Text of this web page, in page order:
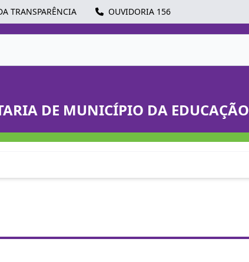
TRANSPARÊNCIA OUVIDORIA 156
DE MUNICÍPIO DA EDUCAÇÃO